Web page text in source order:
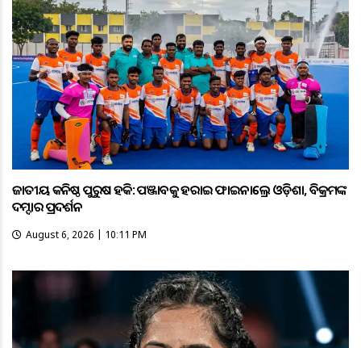
ଜାତୀୟ କନିଷ୍ଠ ପୁରୁଷ ହକି: ପଞ୍ଜାବକୁ ହରାଇ ଫାଇନାଲ୍ରେ ଓଡ଼ିଶା, ବିକ୍ରମଙ୍କ
ଦମ୍ଦାର ପ୍ରଦର୍ଶନ
August 6, 2026 | 10:11 PM